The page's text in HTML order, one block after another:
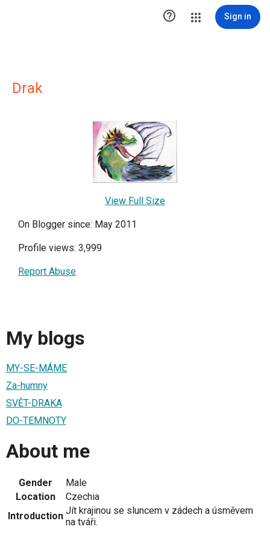
 Sign in
Drak
View Full Size
On Blogger since: May 2011
Profile views: 3,999
Report Abuse
My blogs
MY-SE-MÁME
Za-humny
SVĚT-DRAKA
DO-TEMNOTY
About me
Gender
Male
Location
Czechia
Introduction Jít krajinou se sluncem v zádech a úsměvem
na tváři.